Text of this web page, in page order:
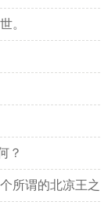
。
？
所谓的北凉王之